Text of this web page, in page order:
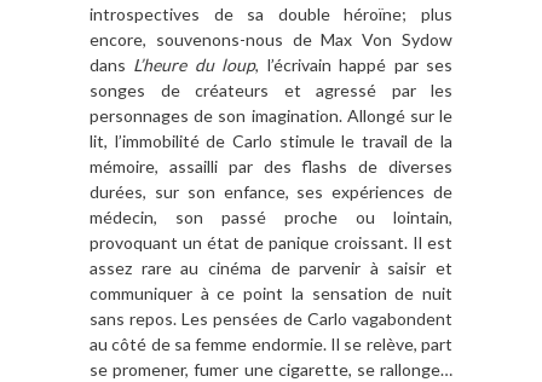
introspectives de sa double héroïne; plus
encore, souvenons-nous de Max Von Sydow
dans L’heure du loup, l’écrivain happé par ses
songes de créateurs et agressé par les
personnages de son imagination. Allongé sur le
lit, l’immobilité de Carlo stimule le travail de la
mémoire, assailli par des flashs de diverses
durées, sur son enfance, ses expériences de
médecin, son passé proche ou lointain,
provoquant un état de panique croissant. Il est
assez rare au cinéma de parvenir à saisir et
communiquer à ce point la sensation de nuit
sans repos. Les pensées de Carlo vagabondent
au côté de sa femme endormie. Il se relève, part
se promener, fumer une cigarette, se rallonge…